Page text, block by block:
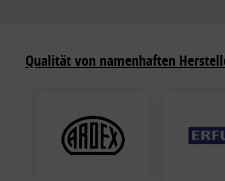
Qualität von namenhaften